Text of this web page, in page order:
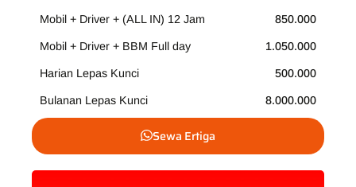
Mobil + Driver + (ALL IN) 12 Jam 850.000
Mobil + Driver + BBM Full day 1.050.000
Harian Lepas Kunci 500.000
Bulanan Lepas Kunci 8.000.000
Sewa Ertiga